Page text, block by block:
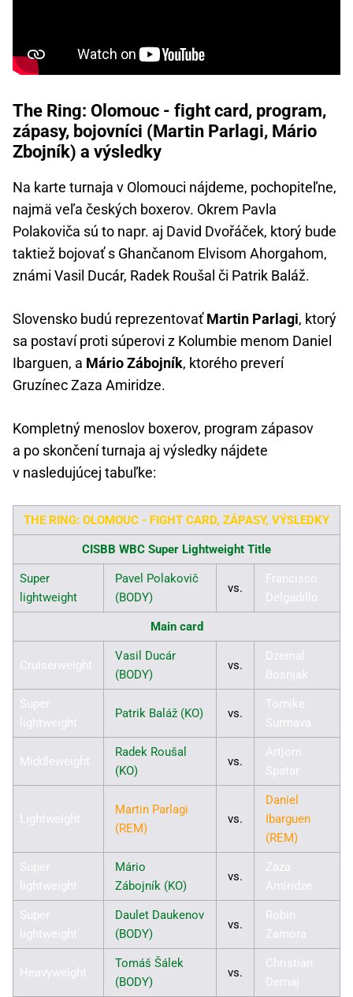
The Ring: Olomouc - fight card, program,
zápasy, bojovníci (Martin Parlagi, Mário
Zbojník) a výsledky
Na karte turnaja v Olomouci nájdeme, pochopiteľne,
najmä veľa českých boxerov. Okrem Pavla
Polakoviča sú to napr. aj David Dvořáček, ktorý bude
taktiež bojovať s Ghančanom Elvisom Ahorgahom,
známi Vasil Ducár, Radek Roušal či Patrik Baláž.
Slovensko budú reprezentovaťMartin Parlagi, ktorý
sa postaví proti súperovi z Kolumbie menom Daniel
Ibarguen, a Mário Zábojník, ktorého preverí
Gruzínec Zaza Amiridze.
Kompletný menoslov boxerov, program zápasov
a po skončení turnaja aj výsledky nájdete
v nasledujúcej tabuľke:
THE RING: OLOMOUC - FIGHT CARD, ZÁPASY, VÝSLEDKY
CISBB WBC Super Lightweight Title
Super
lightweight
Pavel Polakovič
(BODY)
vs.
Francisco
Delgadillo
Main card
Cruiserweight
Vasil Ducár
(BODY)
vs.
Dzemal
Bosnjak
Super
lightweight
Patrik Baláž (KO) vs.
Tornike
Surmava
Middleweight
Radek Roušal
(KO)
vs.
Artjom
Spatar
Lightweight
Martin Parlagi
(REM)
vs.
Daniel
Ibarguen
(REM)
Super
lightweight
Mário
Zábojník (KO)
vs.
Zaza
Amiridze
Super
lightweight
Daulet Daukenov
(BODY)
vs.
Robin
Zamora
Heavyweight
Tomáš Šálek
(BODY)
vs.
Christian
Demaj